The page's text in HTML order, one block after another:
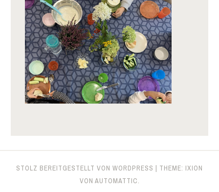
STOLZ BEREITGESTELLT VON WORDPRESS
THEME: IXION
VON AUTOMATTIC.